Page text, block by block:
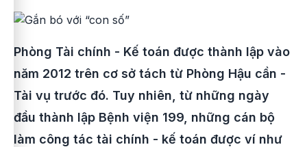
Phòng Tài chính - Kế toán được thành lập vào
năm 2012 trên cơ sở tách từ Phòng Hậu cần -
Tài vụ trước đó. Tuy nhiên, từ những ngày
đầu thành lập Bệnh viện 199, những cán bộ
làm công tác tài chính - kế toán được ví như